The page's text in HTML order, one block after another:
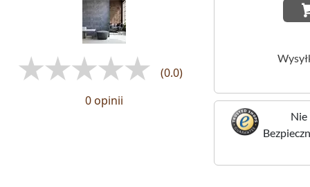
(0.0)
0 opinii
Nie